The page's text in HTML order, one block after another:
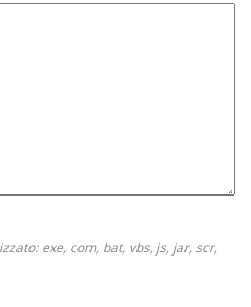
exe, com, bat, vbs, js, jar, scr,